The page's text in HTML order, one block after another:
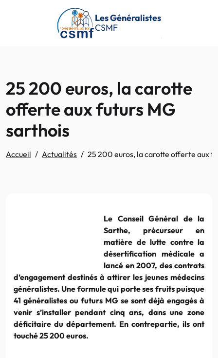
Passer au contenu principal
Les Généralistes
CSMF
25 200 euros, la carotte
offerte aux futurs MG
sarthois
Accueil Actualités 25 200 euros, la carotte offerte aux
Le Conseil Général de la
Sarthe, précurseur en
matière de lutte contre la
désertification médicale a
lancé en 2007, des contrats
d’engagement destinés à attirer les jeunes médecins
généralistes. Une formule qui porte ses fruits puisque
41 généralistes ou futurs MG se sont déjà engagés à
venir s’installer pendant cinq ans, dans une zone
déficitaire du département. En contrepartie, ils ont
touché 25 200 euros.